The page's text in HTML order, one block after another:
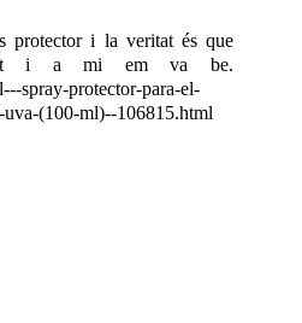
protector i la veritat és que
i a mi em va be.
spray-protector-para-el-
(100-ml)--106815.html